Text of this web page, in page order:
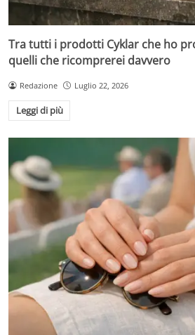
Tra tutti i prodotti Cyklar che ho
quelli che ricomprerei davvero
Redazione Luglio 22, 2026
Leggi di più